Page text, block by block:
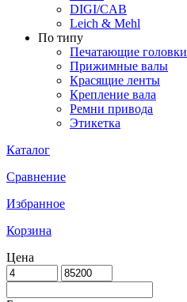
DIGI/CAB
Leich & Mehl
По типу
Печатающие головки
Прижимные валы
Красящие ленты
Крепление вала
Ремни привода
Этикетка
Каталог
Сравнение
Избранное
Корзина
Цена